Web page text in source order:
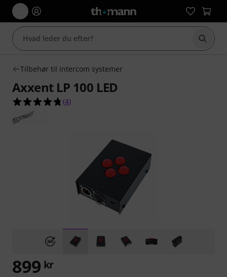
Start
Tilbehør til intercom systemer
Axxent LP 100 LED
4.8 ud af 5 stjerner fra 4 kundebedømmelser
(4)
899 kr